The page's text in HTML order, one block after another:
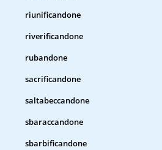
riunificandone
riverificandone
rubandone
sacrificandone
saltabeccandone
sbaraccandone
sbarbificandone